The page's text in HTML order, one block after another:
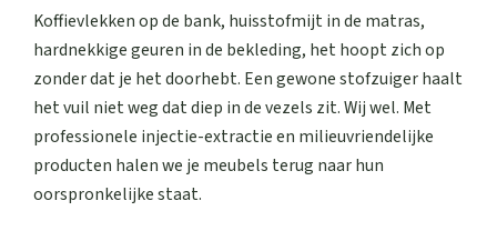
Koffievlekken op de bank, huisstofmijt in de matras,
hardnekkige geuren in de bekleding, het hoopt zich op
zonder dat je het doorhebt. Een gewone stofzuiger haalt
het vuil niet weg dat diep in de vezels zit. Wij wel. Met
professionele injectie-extractie en milieuvriendelijke
producten halen we je meubels terug naar hun
oorspronkelijke staat.